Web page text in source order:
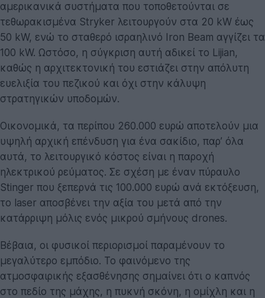
αμερικανικά συστήματα που τοποθετούνται σε
τεθωρακισμένα Stryker λειτουργούν στα 20 kW έως
50 kW, ενώ το σταθερό ισραηλινό Iron Beam αγγίζει τα
100 kW. Ωστόσο, η σύγκριση αυτή αδικεί το Lijian,
καθώς η αρχιτεκτονική του εστιάζει στην απόλυτη
ευελιξία του πεζικού και όχι στην κάλυψη
στρατηγικών υποδομών.
Οικονομικά, τα περίπου 260.000 ευρώ αποτελούν μια
υψηλή αρχική επένδυση για ένα σακίδιο, παρ’ όλα
αυτά, το λειτουργικό κόστος είναι η παροχή
ηλεκτρικού ρεύματος. Σε σχέση με έναν πύραυλο
Stinger που ξεπερνά τις 100.000 ευρώ ανά εκτόξευση,
το laser αποσβένει την αξία του μετά από την
κατάρριψη μόλις ενός μικρού σμήνους drones.
Βέβαια, οι φυσικοί περιορισμοί παραμένουν το
μεγαλύτερο εμπόδιο. Το φαινόμενο της
ατμοσφαιρικής εξασθένησης σημαίνει ότι ο καπνός
στο πεδίο της μάχης, η πυκνή σκόνη, η ομίχλη και η